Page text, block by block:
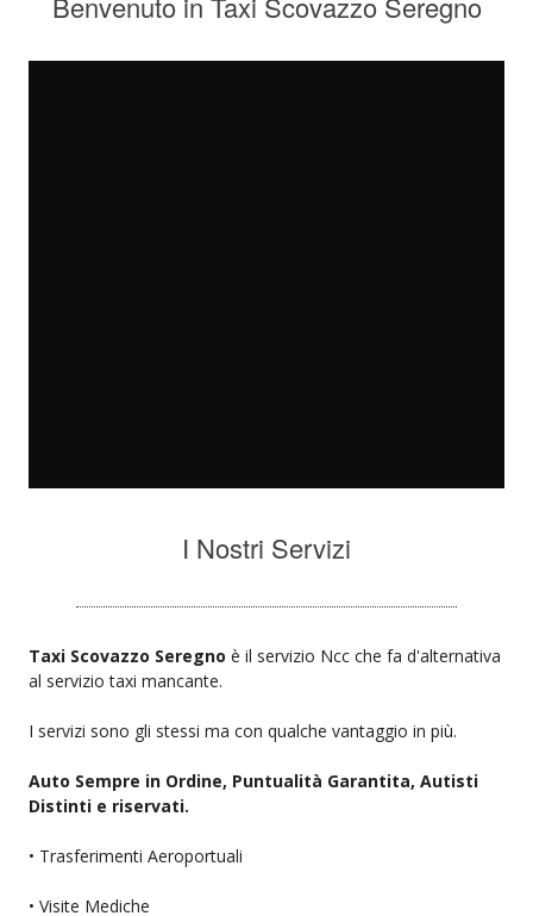
I Nostri Servizi
Taxi Scovazzo Seregno è il servizio Ncc che fa d'alternativa
al servizio taxi mancante.
I servizi sono gli stessi ma con qualche vantaggio in più.
Auto Sempre in Ordine, Puntualità Garantita, Autisti
Distinti e riservati.
• Trasferimenti Aeroportuali
• Visite Mediche